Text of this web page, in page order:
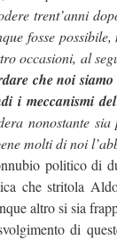
trent’anni
fosse
occasioni, al
che noi
i meccanismi
nonostante
molti di noi
politico di
che stritola
altro si sia
di